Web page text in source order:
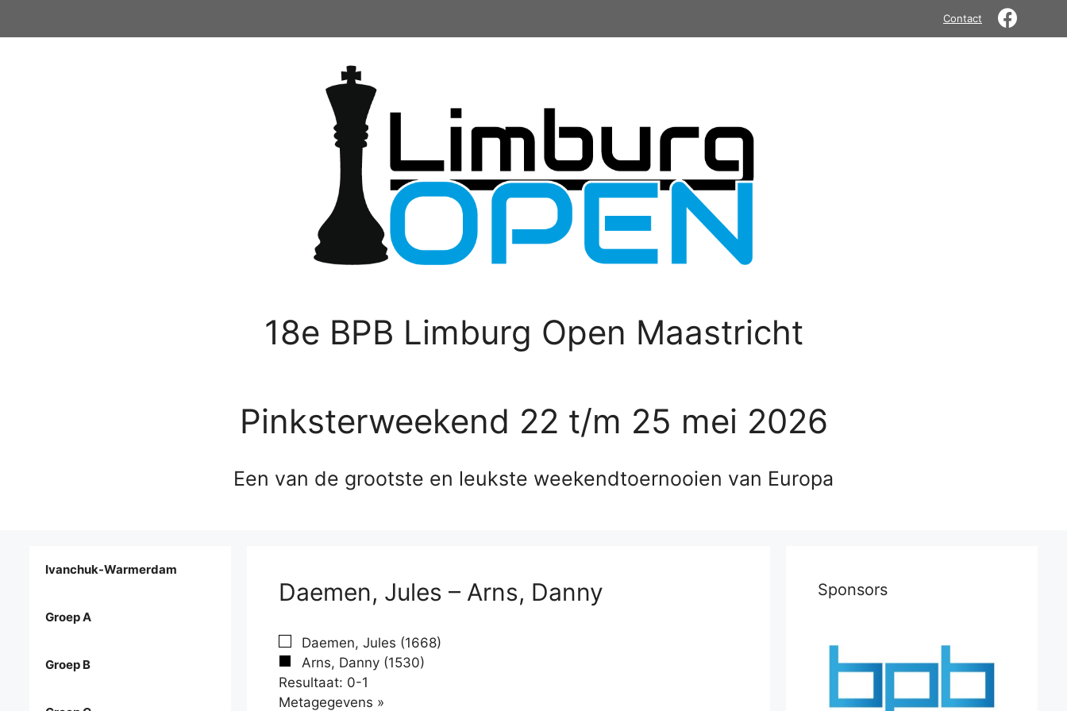
Contact
18e BPB Limburg Open Maastricht
Pinksterweekend 22 t/m 25 mei 2026
Een van de grootste en leukste weekendtoernooien van Europa
Daemen, Jules – Arns, Danny
Daemen, Jules (1668)
Arns, Danny (1530)
Resultaat: 0-1
Metagegevens »
Ivanchuk-Warmerdam
Groep A
Groep B
Sponsors